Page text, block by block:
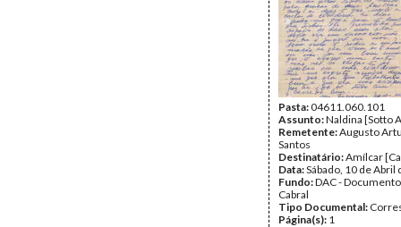
Pasta:04611.060.101
Assunto:Naldina [Sotto
Remetente:Augusto
Santos
Destinatário:Amílcar
Data:Sábado, 10 de Abril
Fundo:DAC -
Cabral
Tipo Documental:
Página(s): 1